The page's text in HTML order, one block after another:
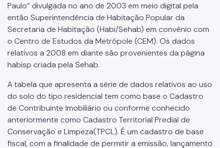
Indicador de Vulnerabilidade
Indicador de Desenvolvimento Humano
Outros
Descontinuados
Paulo” divulgada no ano de 2003 em meio digital pela
então Superintendência de Habitação Popular da
Secretaria de Habitação (Habi/Sehab) em convênio com
o Centro de Estudos da Metrópole (CEM). Os dados
relativos a 2008 em diante são provenientes da página
habisp criada pela Sehab.
A tabela que apresenta a série de dados relativos ao uso
do solo do tipo residencial tem como base o Cadastro
de Contribuinte Imobiliário ou conforme conhecido
anteriormente como Cadastro Territorial Predial de
Conservação e Limpeza(TPCL). É um cadastro de base
fiscal, com a finalidade de permitir a emissão, lançamento